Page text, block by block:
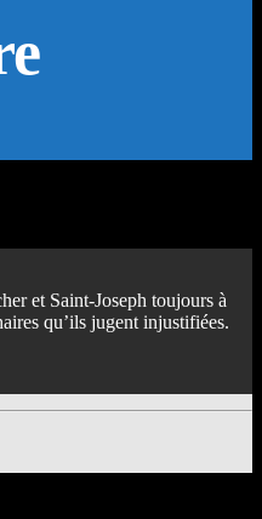
et Saint-Joseph toujours à
qu’ils jugent injustifiées.